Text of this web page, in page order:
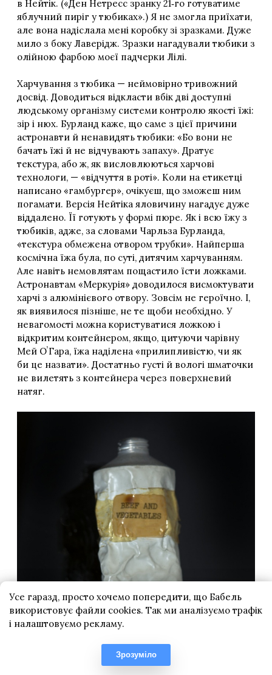
Усе гаразд, просто хочемо попередити, що Бабель
використовує файли cookies. Так ми аналізуємо трафік
і налаштовуємо рекламу.
Зрозуміло